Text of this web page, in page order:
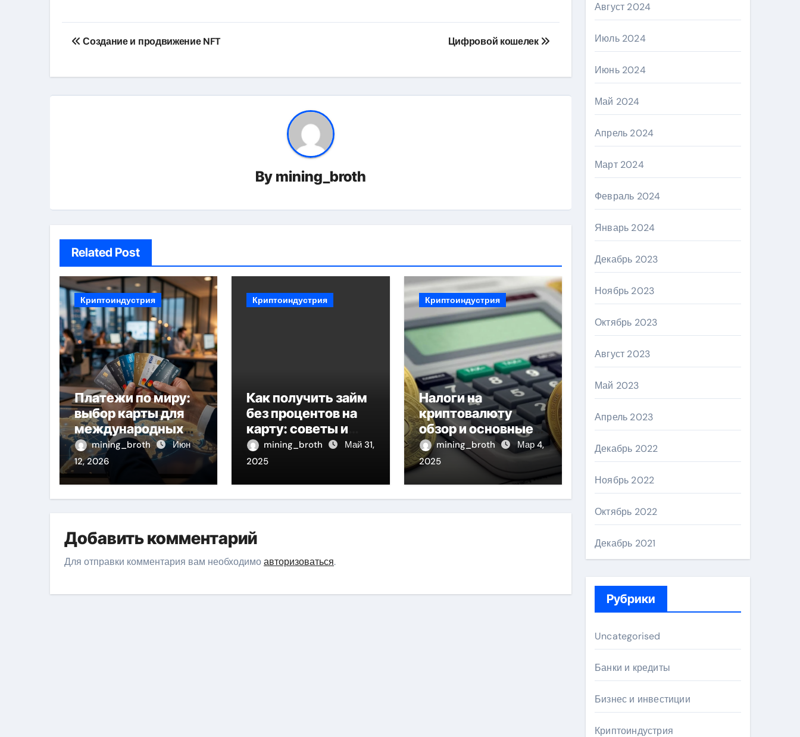
Навигация
записям
Создание и продвижение NFT Цифровой кошелек
By mining_broth
Related Post
Криптоиндустрия
Платежи по миру:
выбор карты для
международных
расчетов
mining_broth
Июн
12, 2026
Криптоиндустрия
Как получить займ
без процентов на
карту: советы и
рекомендации
mining_broth
Май 31,
2025
Криптоиндустрия
Налоги на
криптовалюту
обзор и основные
аспекты
mining_broth
Мар 4,
2025
Добавить комментарий
Для отправки комментария вам необходимоавторизоваться.
Август 2024
Июль 2024
Июнь 2024
Май 2024
Апрель 2024
Март 2024
Февраль 2024
Январь 2024
Декабрь 2023
Ноябрь 2023
Октябрь 2023
Август 2023
Май 2023
Апрель 2023
Декабрь 2022
Ноябрь 2022
Октябрь 2022
Декабрь 2021
Рубрики
Uncategorised
Банки и кредиты
Бизнес и инвестиции
Криптоиндустрия